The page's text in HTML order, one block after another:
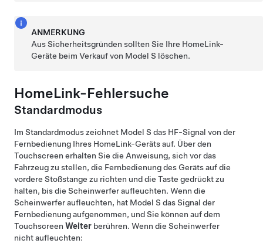
ANMERKUNG
Aus Sicherheitsgründen sollten Sie Ihre HomeLink-
Geräte beim Verkauf von Model S löschen.
HomeLink-Fehlersuche
Standardmodus
Im Standardmodus zeichnet Model S das HF-Signal von der
Fernbedienung Ihres HomeLink-Geräts auf. Über den
Touchscreen erhalten Sie die Anweisung, sich vor das
Fahrzeug zu stellen, die Fernbedienung des Geräts auf die
vordere Stoßstange zu richten und die Taste gedrückt zu
halten, bis die Scheinwerfer aufleuchten. Wenn die
Scheinwerfer aufleuchten, hat Model S das Signal der
Fernbedienung aufgenommen, und Sie können auf dem
Touchscreen Weiter berühren. Wenn die Scheinwerfer
nicht aufleuchten: